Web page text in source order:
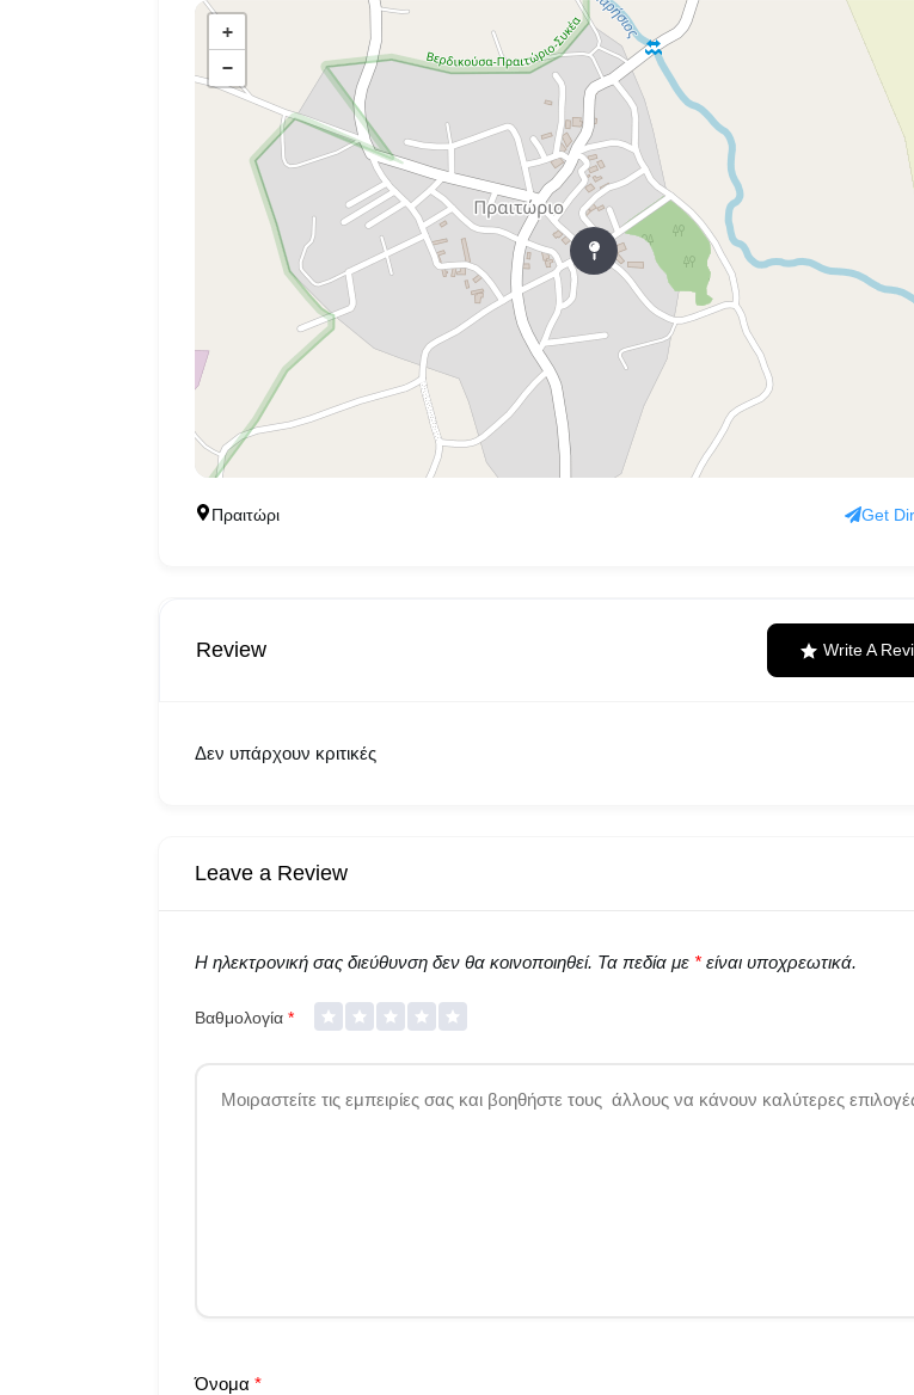
+
−
Πραιτώρι Get
Review Write A
Δεν υπάρχουν κριτικές
Leave a Review
Η ηλεκτρονική σας διεύθυνση δεν θα κοινοποιηθεί. Τα πεδία με * είναι υποχρεωτικά.
Βαθμολογία *
Όνομα *